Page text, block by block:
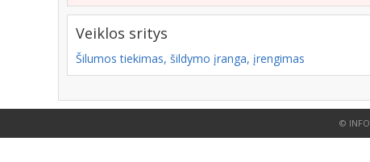
Veiklos sritys
Šilumos tiekimas, šildymo įranga, įrengimas
©